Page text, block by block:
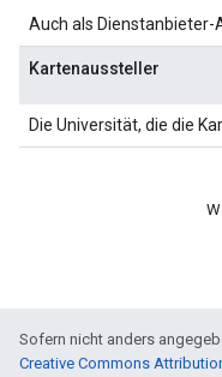
Auch als Dienstanbieter-
Kartenaussteller
Die Universität, die die
Sofern nicht anders
Creative Commons